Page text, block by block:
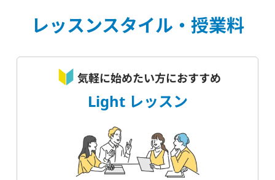
レッスンスタイル・授業料
気軽に始めたい方におすすめ
Light レッスン